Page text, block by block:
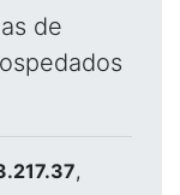
de
,